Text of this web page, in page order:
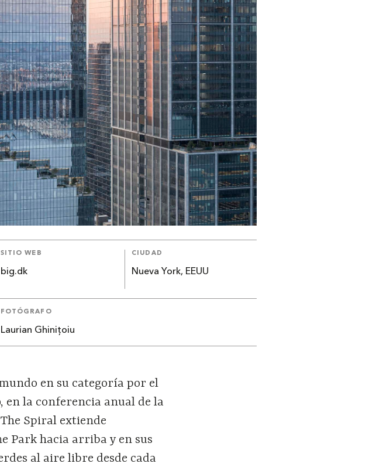
SITIO WEB
big.dk
CIUDAD
Nueva York, EEUU
FOTÓGRAFO
Laurian Ghinițoiu
en su categoría por el
en la conferencia anual de la
Spiral extiende
Park hacia arriba y en sus
al aire libre desde cada